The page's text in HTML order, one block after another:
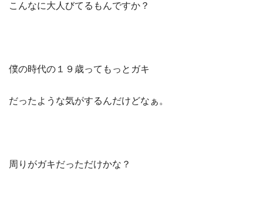
こんなに大人びてるもんですか？
僕の時代の１９歳ってもっとガキ
だったような気がするんだけどなぁ。
周りがガキだっただけかな？